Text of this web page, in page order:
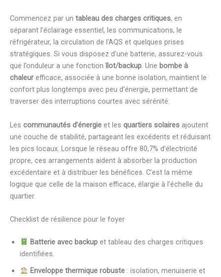
Commencez par un tableau des charges critiques, en
séparant l’éclairage essentiel, les communications, le
réfrigérateur, la circulation de l’AQS et quelques prises
stratégiques. Si vous disposez d’une batterie, assurez-vous
que l’onduleur a une fonctionîlot/backup. Une bombe à
chaleur efficace, associée à une bonne isolation, maintient le
confort plus longtemps avec peu d’énergie, permettant de
traverser des interruptions courtes avec sérénité.
Les communautés d’énergie et les quartiers solaires ajoutent
une couche de stabilité, partageant les excédents et réduisant
les pics locaux. Lorsque le réseau offre 80,7% d’électricité
propre, ces arrangements aident à absorber la production
excédentaire et à distribuer les bénéfices. C’est la même
logique que celle de la maison efficace, élargie à l’échelle du
quartier.
Checklist de résilience pour le foyer
Batterie avec backupet tableau des charges critiques
identifiées.
Enveloppe thermique robuste: isolation, menuiserie et